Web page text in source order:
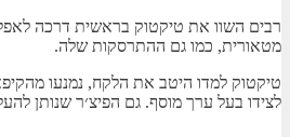
מטאורית, כמו גם ההתרסקות שלה.
טיקטוק למדו היטב את הלקח, נמנעו
לצידו בעל ערך מוסף. גם הפיצ׳ר שנותן